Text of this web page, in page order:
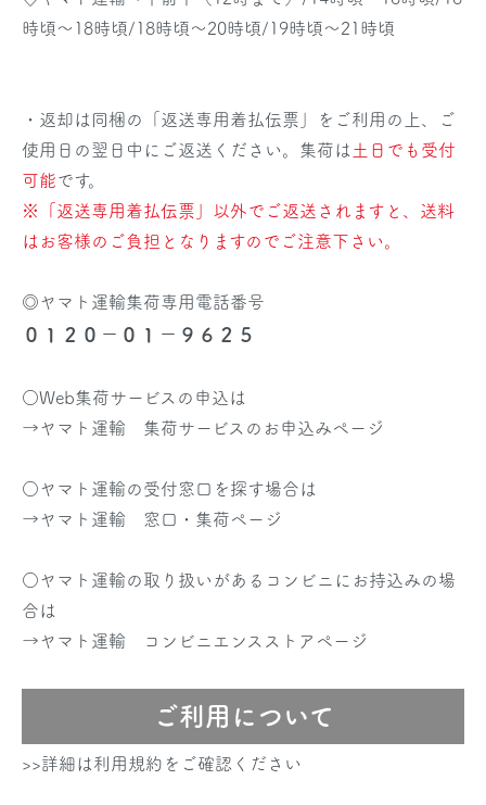
時頃～18時頃/18時頃～20時頃/19時頃～21時頃
・返却は同梱の「返送専用着払伝票」をご利用の上、ご
使用日の翌日中にご返送ください。集荷は 土日でも受付
可能です。
※「返送専用着払伝票」以外でご返送されますと、送料
はお客様のご負担となりますのでご注意下さい。
◎ヤマト運輸集荷専用電話番号
０１２０－０１－９６２５
○Web集荷サービスの申込は
→ヤマト運輸 集荷サービスのお申込みページ
○ヤマト運輸の受付窓口を探す場合は
→ヤマト運輸 窓口・集荷ページ
○ヤマト運輸の取り扱いがあるコンビニにお持込みの場
合は
→ヤマト運輸 コンビニエンスストアページ
ご利用について
>>詳細は利用規約をご確認ください